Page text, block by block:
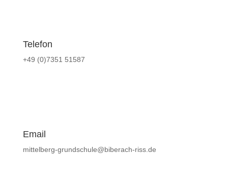
Telefon
+49 (0)7351 51587
Email
mittelberg-grundschule@biberach-riss.de